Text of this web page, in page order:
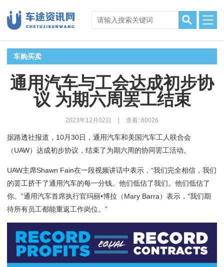
车购买卖
通用汽车与工会达成初步协
议 为期六周罢工结束
2023年12月02日 查看: 80026
据路透社报道，10月30日，通用汽车和美国汽车工人联合会
（UAW）达成初步协议，结束了为期六周的协同罢工活动。
UAW主席Shawn Fain在一段视频讲话中表示，“我们完全相信，我们
的罢工挤干了通用汽车的每一分钱。他们低估了我们。他们低估了
你。”通用汽车首席执行官玛丽•博拉（Mary Barra）表示，“我们期
待所有员工都能重返工作岗位。”